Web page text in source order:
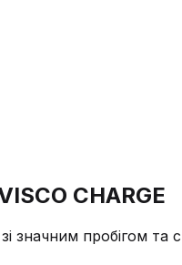
CHARGE
пробігом та